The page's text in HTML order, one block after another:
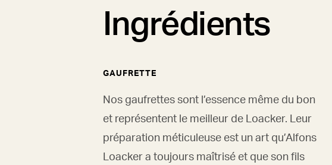
Ingrédients
GAUFRETTE
Nos gaufrettes sont l’essence même du bon
et représentent le meilleur de Loacker. Leur
préparation méticuleuse est un art qu’Alfons
Loacker a toujours maîtrisé et que son fils